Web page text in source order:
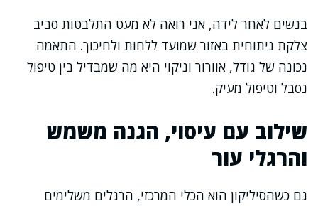
בנשים לאחר לידה, אני רואה לא מעט התלבטות סביב
צלקת ניתוחית באזור שמועד ללחות ולחיכוך. התאמה
נכונה של גודל, אוורור וניקוי היא מה שמבדיל בין טיפול
נסבל וטיפול מעיק.
שילוב עם עיסוי, הגנה משמש
והרגלי עור
גם כשהסיליקון הוא הכלי המרכזי, הרגלים משלימים